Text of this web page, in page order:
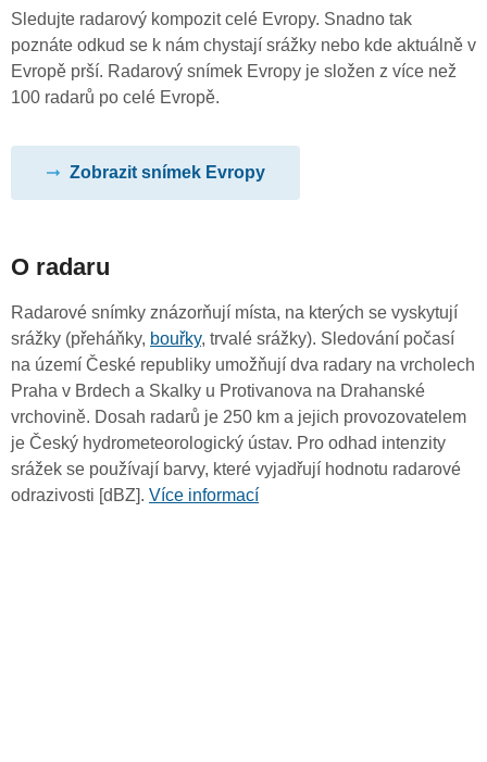
Sledujte radarový kompozit celé Evropy. Snadno tak
poznáte odkud se k nám chystají srážky nebo kde aktuálně v
Evropě prší. Radarový snímek Evropy je složen z více než
100 radarů po celé Evropě.
Zobrazit snímek Evropy
O radaru
Radarové snímky znázorňují místa, na kterých se vyskytují
srážky (přeháňky, bouřky, trvalé srážky). Sledování počasí
na území České republiky umožňují dva radary na vrcholech
Praha v Brdech a Skalky u Protivanova na Drahanské
vrchovině. Dosah radarů je 250 km a jejich provozovatelem
je Český hydrometeorologický ústav. Pro odhad intenzity
srážek se používají barvy, které vyjadřují hodnotu radarové
odrazivosti [dBZ]. Více informací